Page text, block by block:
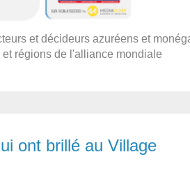
et décideurs azuréens et
régions de l'alliance mondiale
ont brillé au Village